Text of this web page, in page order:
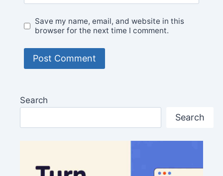
Save my name, email, and website in this
browser for the next time I comment.
Search
Search